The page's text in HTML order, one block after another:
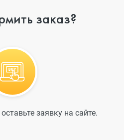
заказ?
заявку на сайте.